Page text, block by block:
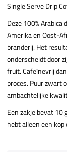
Single Serve Drip
Deze 100%
Amerika en Oost-
branderij. Het
onderscheidt door
fruit. Cafeïnevrij
proces. Puur zwart
ambachtelijke
Een zakje bevat 10
hebt alleen een